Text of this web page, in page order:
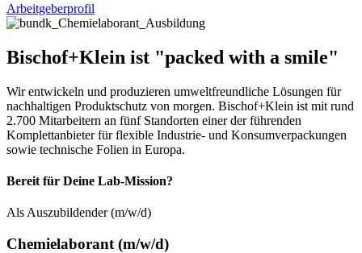
Arbeitgeberprofil
Bischof+Klein ist "packed with a smile"
Wir entwickeln und produzieren umweltfreundliche Lösungen für
nachhaltigen Produktschutz von morgen. Bischof+Klein ist mit rund
2.700 Mitarbeitern an fünf Standorten einer der führenden
Komplettanbieter für flexible Industrie- und Konsumverpackungen
sowie technische Folien in Europa.
Bereit für Deine Lab-Mission?
Als Auszubildender (m/w/d)
Chemielaborant (m/w/d)